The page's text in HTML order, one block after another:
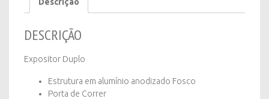
DESCRIÇÃO
Expositor Duplo
Estrutura em alumínio anodizado Fosco
Porta de Correr